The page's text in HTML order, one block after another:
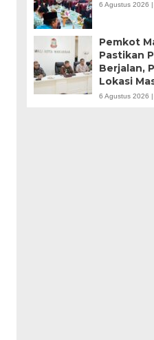
6 Agustus 2026
Pemkot
Pastikan
Berjalan,
Lokasi
6 Agustus 2026